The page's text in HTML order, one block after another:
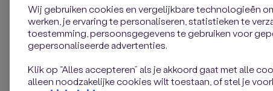
Wij gebruiken cookies en vergelijkbare technologieën
werken, je ervaring te personaliseren, statistieken te
toestemming, persoonsgegevens te gebruiken voor
gepersonaliseerde advertenties.
Klik op “Alles accepteren” als je akkoord gaat met alle
alleen noodzakelijke cookies wilt toestaan, of stel je